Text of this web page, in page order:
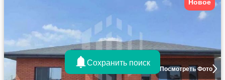
Посмотреть Фото
Сохранить поиск